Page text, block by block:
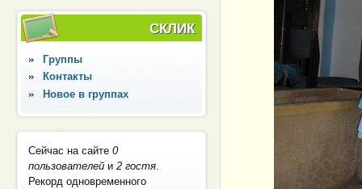
СКЛИК
Группы
Контакты
Новое в группах
Сейчас на сайте0
пользователей и2 гостя
Рекорд одновременного